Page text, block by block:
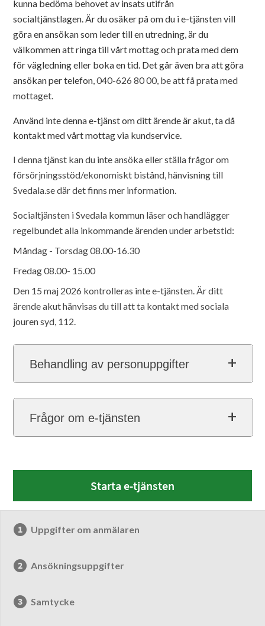
kunna bedöma behovet av insats utifrån
socialtjänstlagen.Är du osäker på om du i e-tjänsten vill
göra en ansökan som leder till en utredning, är du
välkommen att ringa till vårt mottag och prata med dem
för vägledning eller boka en tid. Det går även bra att göra
ansökan per telefon, 040-626 80 00, be att få prata med
mottaget.
Använd inte denna e-tjänst om ditt ärende är akut, ta då
kontakt med vårt mottag via kundservice.
I denna tjänst kan du inte ansöka eller ställa frågor om
försörjningsstöd/ekonomiskt bistånd, hänvisning till
Svedala.se där det finns mer information.
Socialtjänsten i Svedala kommun läser och handlägger
regelbundet alla inkommande ärenden under arbetstid:
Måndag - Torsdag 08.00-16.30
Fredag 08.00- 15.00
Den 15 maj 2026 kontrolleras inte e-tjänsten. Är ditt
ärende akut hänvisas du till att ta kontakt med sociala
jouren syd, 112.
Behandling av personuppgifter
Frågor om e-tjänsten
Starta e-tjänsten
Uppgifter om anmälaren
Ansökningsuppgifter
Samtycke